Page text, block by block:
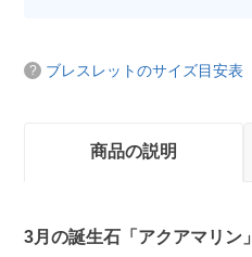
ブレスレットのサイズ目安表
商品の説明
3月の誕生石「アクアマリン」